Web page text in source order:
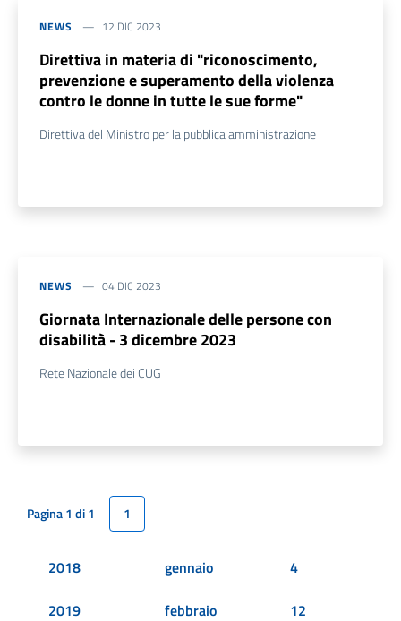
NEWS 12 DIC 2023
Direttiva in materia di "riconoscimento,
prevenzione e superamento della violenza
contro le donne in tutte le sue forme"
Direttiva del Ministro per la pubblica amministrazione
NEWS 04 DIC 2023
Giornata Internazionale delle persone con
disabilità - 3 dicembre 2023
Rete Nazionale dei CUG
Pagina 1 di 1 1
2018
2019
gennaio
febbraio
4
12